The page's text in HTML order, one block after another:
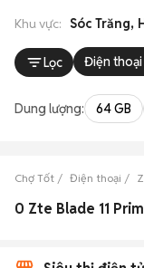
Khu vực: Sóc Trăng,
Lọc Điện thoại
Dung lượng: 64 GB
Chợ Tốt Điện thoại